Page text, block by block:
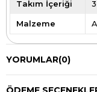
Takım İçeriği
Malzeme
YORUMLAR(0)